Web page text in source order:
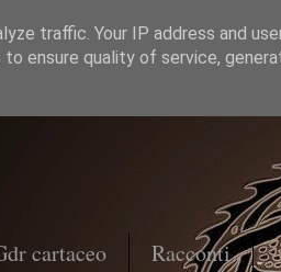
cartaceo Racconti
traffic. Your IP address and
ensure quality of service,